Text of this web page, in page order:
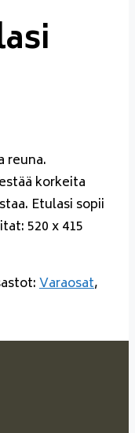
reuna.
korkeita
Etulasi sopii
520 x 415
Varaosat,